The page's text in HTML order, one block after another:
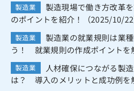
製造業
製造現場で働き方改革
のポイントを紹介！（2025/10/22
製造業
製造業の就業規則は業
う！ 就業規則の作成ポイントを
製造業
人材確保につながる製
は？ 導入のメリットと成功例を